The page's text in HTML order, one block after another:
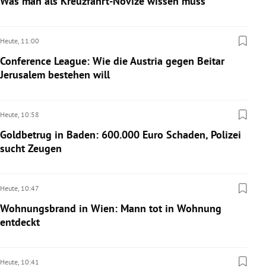
Heute, 11:00
Conference League: Wie die Austria gegen Beitar
Jerusalem bestehen will
Heute, 10:58
Goldbetrug in Baden: 600.000 Euro Schaden, Polizei
sucht Zeugen
Heute, 10:47
Wohnungsbrand in Wien: Mann tot in Wohnung
entdeckt
Heute, 10:41